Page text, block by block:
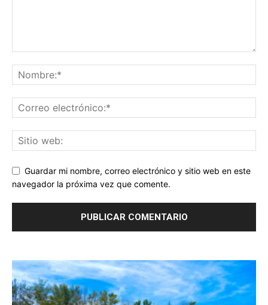
Guardar mi nombre, correo electrónico y sitio web en este
navegador la próxima vez que comente.